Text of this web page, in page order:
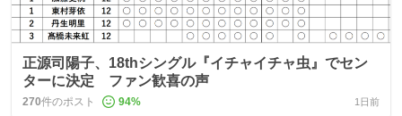
正源司陽子、18thシングル『イチャイチャ虫』でセン
ターに決定 ファン歓喜の声
270件のポスト 94% 1日前